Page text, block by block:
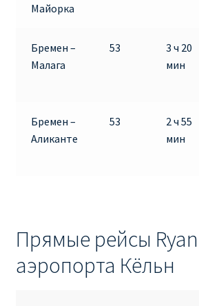
Майорка
Бремен –
Малага
53
3 ч 20
мин
Бремен –
Аликанте
53
2 ч 55
мин
Прямые рейсы
аэропорта Кёльн